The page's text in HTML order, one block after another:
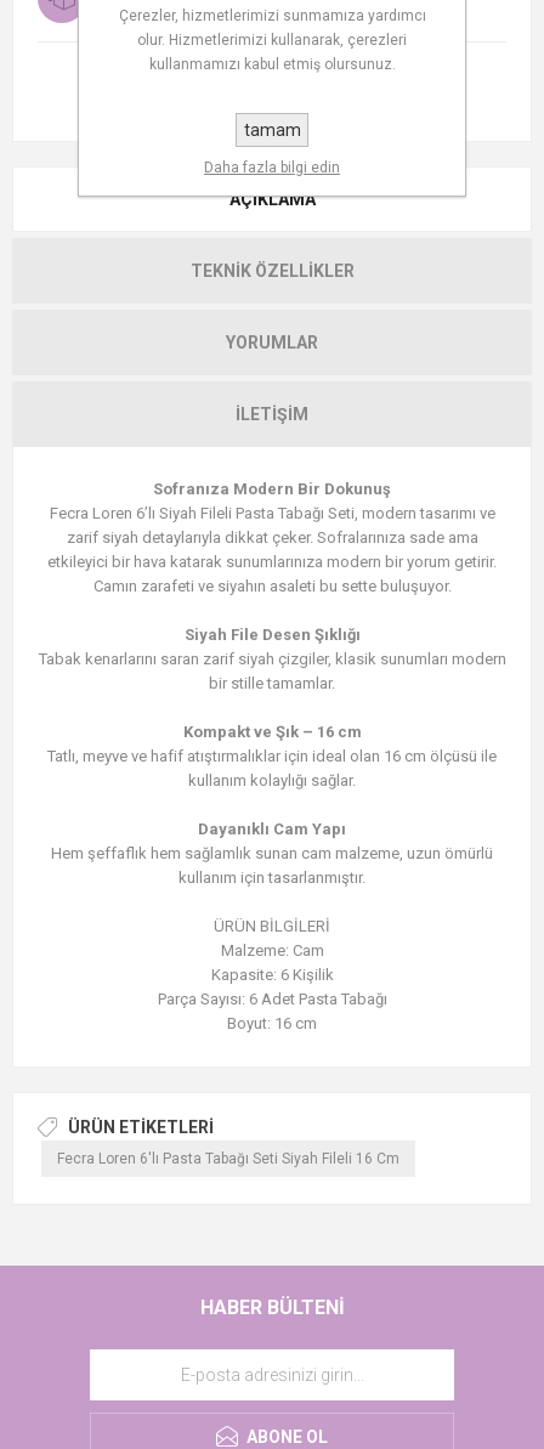
1-2 days
AÇIKLAMA
TEKNIK ÖZELLIKLER
YORUMLAR
İLETIŞIM
Sofranıza Modern Bir Dokunuş
Fecra Loren 6’lı Siyah Fileli Pasta Tabağı Seti, modern tasarımı ve
zarif siyah detaylarıyla dikkat çeker. Sofralarınıza sade ama
etkileyici bir hava katarak sunumlarınıza modern bir yorum getirir.
Camın zarafeti ve siyahın asaleti bu sette buluşuyor.
Siyah File Desen Şıklığı
Tabak kenarlarını saran zarif siyah çizgiler, klasik sunumları modern
bir stille tamamlar.
Kompakt ve Şık – 16 cm
Tatlı, meyve ve hafif atıştırmalıklar için ideal olan 16 cm ölçüsü ile
kullanım kolaylığı sağlar.
Dayanıklı Cam Yapı
Hem şeffaflık hem sağlamlık sunan cam malzeme, uzun ömürlü
kullanım için tasarlanmıştır.
ÜRÜN BİLGİLERİ
Malzeme: Cam
Kapasite: 6 Kişilik
Parça Sayısı: 6 Adet Pasta Tabağı
Boyut: 16 cm
ÜRÜN ETIKETLERI
Fecra Loren 6'lı Pasta Tabağı Seti Siyah Fileli 16 Cm
HABER BÜLTENI
ABONE OL
Çerezler, hizmetlerimizi sunmamıza yardımcı
olur. Hizmetlerimizi kullanarak, çerezleri
kullanmamızı kabul etmiş olursunuz.
tamam
Daha fazla bilgi edin